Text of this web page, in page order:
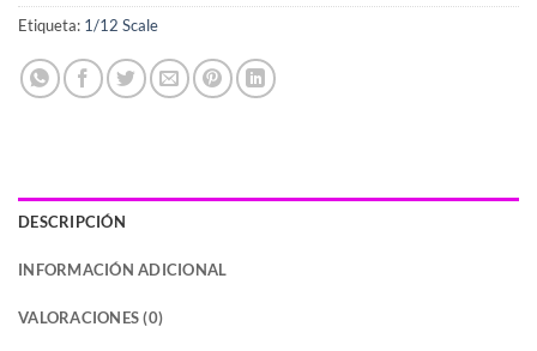
Etiqueta: 1/12 Scale
DESCRIPCIÓN
INFORMACIÓN ADICIONAL
VALORACIONES (0)